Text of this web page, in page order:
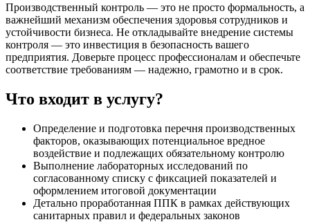
Производственный контроль — это не просто формальность, а
важнейший механизм обеспечения здоровья сотрудников и
устойчивости бизнеса. Не откладывайте внедрение системы
контроля — это инвестиция в безопасность вашего
предприятия. Доверьте процесс профессионалам и обеспечьте
соответствие требованиям — надежно, грамотно и в срок.
Что входит в услугу?
Определение и подготовка перечня производственных
факторов, оказывающих потенциальное вредное
воздействие и подлежащих обязательному контролю
Выполнение лабораторных исследований по
согласованному списку с фиксацией показателей и
оформлением итоговой документации
Детально проработанная ППК в рамках действующих
санитарных правил и федеральных законов